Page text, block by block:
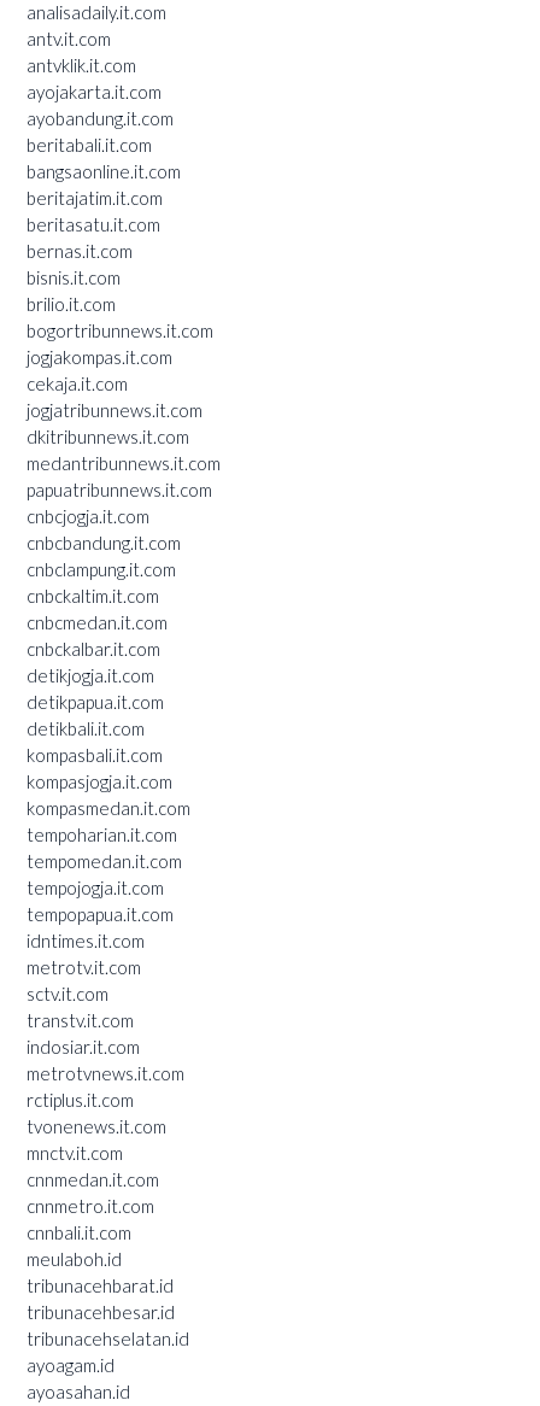
analisadaily.it.com
antv.it.com
antvklik.it.com
ayojakarta.it.com
ayobandung.it.com
beritabali.it.com
bangsaonline.it.com
beritajatim.it.com
beritasatu.it.com
bernas.it.com
bisnis.it.com
brilio.it.com
bogortribunnews.it.com
jogjakompas.it.com
cekaja.it.com
jogjatribunnews.it.com
dkitribunnews.it.com
medantribunnews.it.com
papuatribunnews.it.com
cnbcjogja.it.com
cnbcbandung.it.com
cnbclampung.it.com
cnbckaltim.it.com
cnbcmedan.it.com
cnbckalbar.it.com
detikjogja.it.com
detikpapua.it.com
detikbali.it.com
kompasbali.it.com
kompasjogja.it.com
kompasmedan.it.com
tempoharian.it.com
tempomedan.it.com
tempojogja.it.com
tempopapua.it.com
idntimes.it.com
metrotv.it.com
sctv.it.com
transtv.it.com
indosiar.it.com
metrotvnews.it.com
rctiplus.it.com
tvonenews.it.com
mnctv.it.com
cnnmedan.it.com
cnnmetro.it.com
cnnbali.it.com
meulaboh.id
tribunacehbarat.id
tribunacehbesar.id
tribunacehselatan.id
ayoagam.id
ayoasahan.id